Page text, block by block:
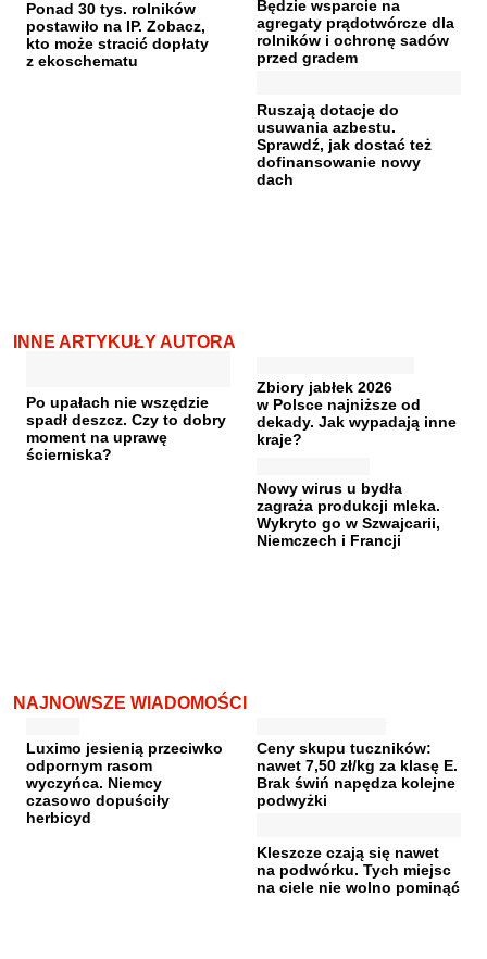
Ponad 30 tys. rolników
postawiło na IP. Zobacz,
kto może stracić dopłaty
z ekoschematu
Będzie wsparcie na
agregaty prądotwórcze dla
rolników i ochronę sadów
przed gradem
Ruszają dotacje do
usuwania azbestu.
Sprawdź, jak dostać też
dofinansowanie nowy
dach
INNE ARTYKUŁY AUTORA
Po upałach nie wszędzie
spadł deszcz. Czy to dobry
moment na uprawę
ścierniska?
Zbiory jabłek 2026
w Polsce najniższe od
dekady. Jak wypadają inne
kraje?
Nowy wirus u bydła
zagraża produkcji mleka.
Wykryto go w Szwajcarii,
Niemczech i Francji
NAJNOWSZE WIADOMOŚCI
Luximo jesienią przeciwko
odpornym rasom
wyczyńca. Niemcy
czasowo dopuściły
herbicyd
Ceny skupu tuczników:
nawet 7,50 zł/kg za klasę E.
Brak świń napędza kolejne
podwyżki
Kleszcze czają się nawet
na podwórku. Tych miejsc
na ciele nie wolno pominąć